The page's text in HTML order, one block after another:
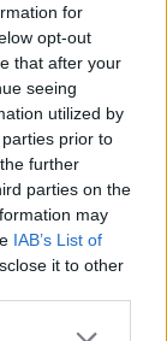
for
opt-out
that after your
seeing
utilized by
prior to
further
parties on the
may
IAB’s List of
it to other